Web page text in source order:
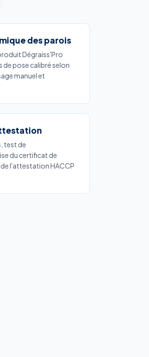
des parois
Dégraiss'Pro
pose calibré selon
manuel et
test de
du certificat de
l'attestation HACCP